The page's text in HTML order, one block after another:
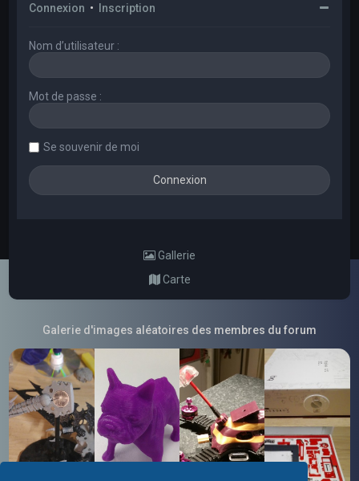
Connexion • Inscription
Nom d’utilisateur :
Mot de passe :
Se souvenir de moi
Gallerie
Carte
Galerie d'images aléatoires des membres du forum